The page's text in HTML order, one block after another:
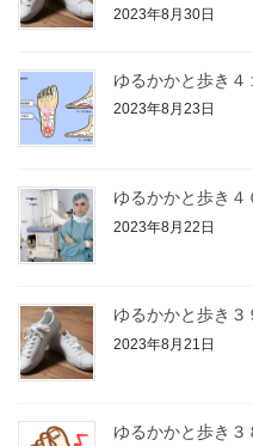
2023年8月30日
ゆるかかと歩き
2023年8月23日
ゆるかかと歩き
2023年8月22日
ゆるかかと歩き
2023年8月21日
ゆるかかと歩き